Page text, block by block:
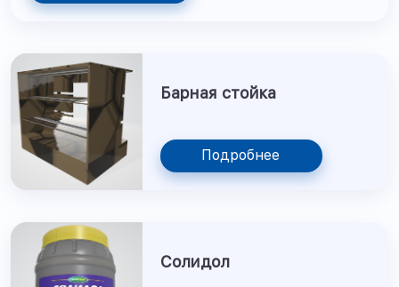
Барная стойка
Подробнее
Солидол